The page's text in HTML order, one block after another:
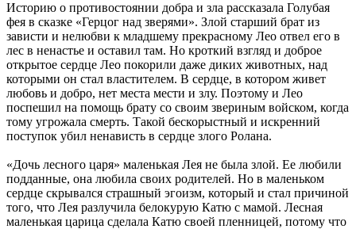
Историю о противостоянии добра и зла рассказала Голубая
фея в сказке «Герцог над зверями». Злой старший брат из
зависти и нелюбви к младшему прекрасному Лео отвел его в
лес в ненастье и оставил там. Но кроткий взгляд и доброе
открытое сердце Лео покорили даже диких животных, над
которыми он стал властителем. В сердце, в котором живет
любовь и добро, нет места мести и злу. Поэтому и Лео
поспешил на помощь брату со своим звериным войском, когда
тому угрожала смерть. Такой бескорыстный и искренний
поступок убил ненависть в сердце злого Ролана.
«Дочь лесного царя» маленькая Лея не была злой. Ее любили
подданные, она любила своих родителей. Но в маленьком
сердце скрывался страшный эгоизм, который и стал причиной
того, что Лея разлучила белокурую Катю с мамой. Лесная
маленькая царица сделала Катю своей пленницей, потому что